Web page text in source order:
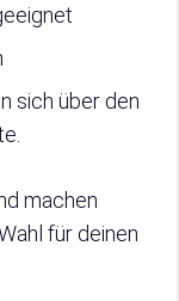
sich über den
machen
für deinen